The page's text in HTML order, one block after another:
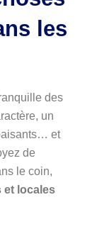
les
des
un
et
de
le coin,
et locales